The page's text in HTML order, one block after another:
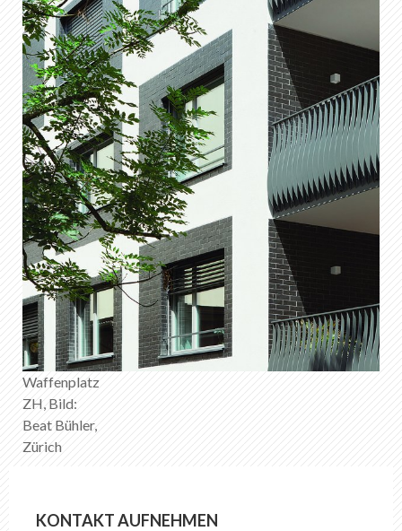
Waffenplatz
ZH, Bild:
Beat Bühler,
Zürich
KONTAKT AUFNEHMEN